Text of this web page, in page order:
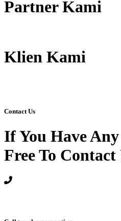
Partner Kami
Klien Kami
Contact Us
If You Have
Free To Contact